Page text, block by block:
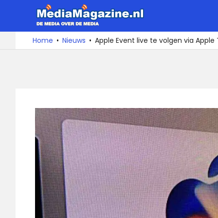
de
De
media
over
Home Nieuws Apple Event live te volgen via